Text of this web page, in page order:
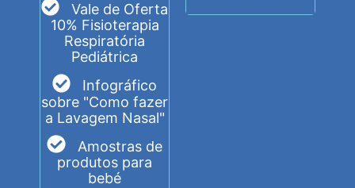
Vale de Oferta
10% Fisioterapia
Respiratória
Pediátrica
Infográfico
sobre "Como fazer
a Lavagem Nasal"
Amostras de
produtos para
bebé